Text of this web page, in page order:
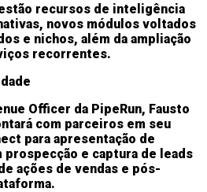
recursos de inteligência
novos módulos voltados
e nichos, além da ampliação
recorrentes.
Officer da PipeRun, Fausto
com parceiros em seu
para apresentação de
e captura de leads
ações de vendas e pós-